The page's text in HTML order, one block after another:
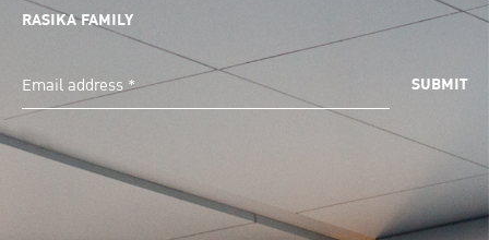
RASIKA FAMILY
Email address * SUBMIT